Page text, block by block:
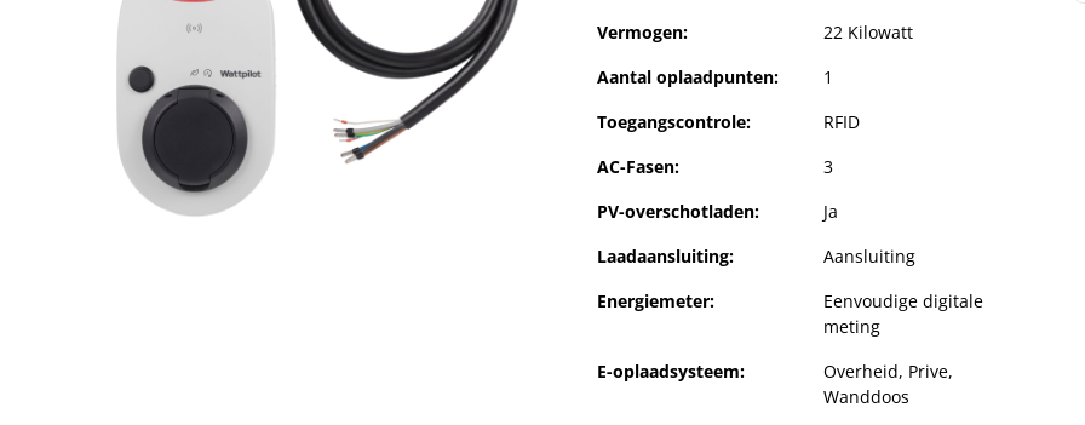
Vermogen:
22 Kilowatt
Aantal oplaadpunten:
1
Toegangscontrole:
RFID
AC-Fasen:
3
PV-overschotladen:
Ja
Laadaansluiting:
Aansluiting
Energiemeter:
Eenvoudige digitale
meting
E-oplaadsysteem:
Overheid, Prive,
Wanddoos